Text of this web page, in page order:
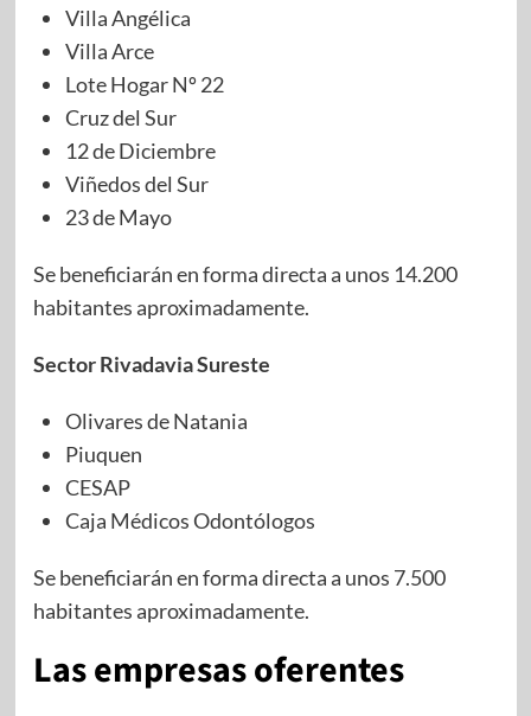
Villa Angélica
Villa Arce
Lote Hogar Nº 22
Cruz del Sur
12 de Diciembre
Viñedos del Sur
23 de Mayo
Se beneficiarán en forma directa a unos 14.200
habitantes aproximadamente.
Sector Rivadavia Sureste
Olivares de Natania
Piuquen
CESAP
Caja Médicos Odontólogos
Se beneficiarán en forma directa a unos 7.500
habitantes aproximadamente.
Las empresas oferentes